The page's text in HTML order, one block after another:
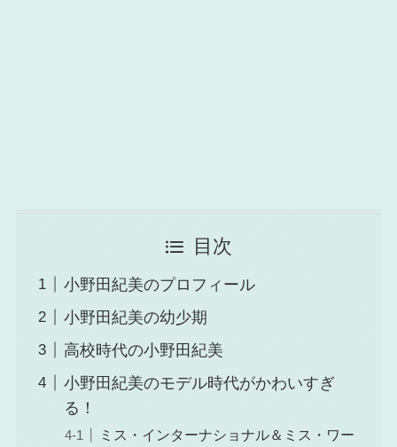
目次
小野田紀美のプロフィール
小野田紀美の幼少期
高校時代の小野田紀美
小野田紀美のモデル時代がかわいすぎ
る！
ミス・インターナショナル＆ミス・ワー